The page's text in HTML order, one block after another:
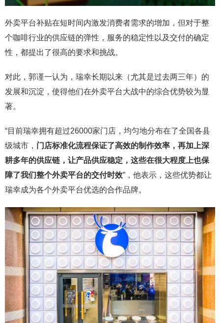
外卖平台补贴在短时间内激发消费者需求的增加，但对于整
个咖啡行业的供应链的弹性，服务的稳定性以及交付的确定
性，都提出了很高的要求和挑战。
对此，郭谨一认为，瑞幸长期以来（尤其是过去两三年）的
发展和沉淀，使得他们在外卖平台大战中的综合优势较为显
著。
“目前瑞幸拥有超过26000家门店，均匀地分布在了全国各县
级城市， 门店标准化流程保证了高效的制作效率，再加上深
耕多年的供应链，让产品供应稳定，这些在很大程度上也保
障了我们整个外卖平台的交付时效”，他表示，这些优势都让
瑞幸成为各个外卖平台优选的合作品牌。